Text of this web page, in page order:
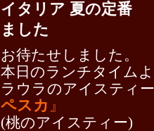
イタリア 夏の定
ました
お待たせしました。
本日のランチタイ
ラウラのアイスティ
ペスカ 』
(桃のアイスティー)